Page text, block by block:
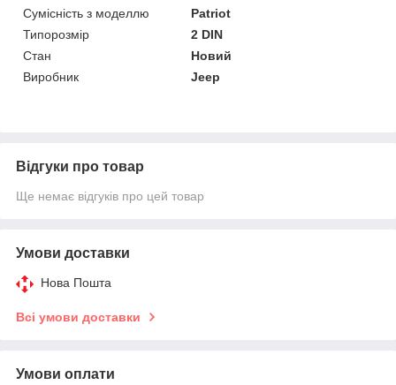
Сумісність з моделлю
Patriot
Типорозмір
2 DIN
Стан
Новий
Виробник
Jeep
Відгуки про товар
Ще немає відгуків про цей товар
Умови доставки
Нова Пошта
Всі умови доставки
Умови оплати